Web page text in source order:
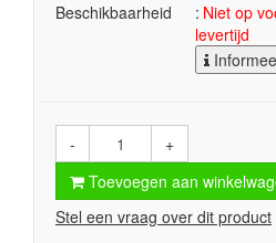
Beschikbaarheid
Niet op
levertijd
-
+
Toevoegen aan
Stel een vraag over dit product